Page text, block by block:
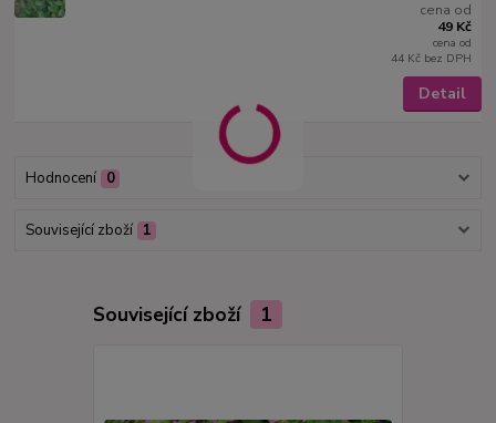
cena od
49 Kč
cena od
44 Kč bez DPH
Detail
Hodnocení 0
Související zboží 1
Související zboží 1